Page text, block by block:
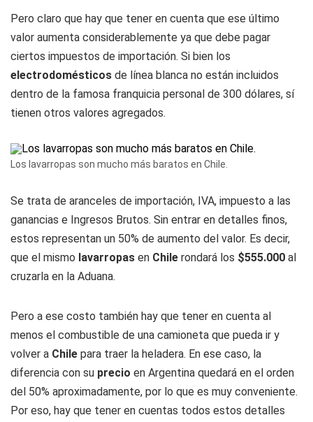
Pero claro que hay que tener en cuenta que ese último
valor aumenta considerablemente ya que debe pagar
ciertos impuestos de importación. Si bien los
electrodomésticos de línea blanca no están incluidos
dentro de la famosa franquicia personal de 300 dólares, sí
tienen otros valores agregados.
Los lavarropas son mucho más baratos en Chile.
Se trata de aranceles de importación, IVA, impuesto a las
ganancias e Ingresos Brutos. Sin entrar en detalles finos,
estos representan un 50% de aumento del valor. Es decir,
que el mismo lavarropas en Chile rondará los $555.000 al
cruzarla en la Aduana.
Pero a ese costo también hay que tener en cuenta al
menos el combustible de una camioneta que pueda ir y
volver a Chile para traer la heladera. En ese caso, la
diferencia con su precio en Argentina quedará en el orden
del 50% aproximadamente, por lo que es muy conveniente.
Por eso, hay que tener en cuentas todos estos detalles